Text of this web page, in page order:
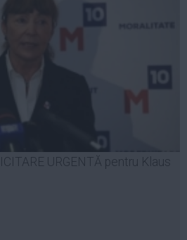
URGENTĂ pentru Klaus